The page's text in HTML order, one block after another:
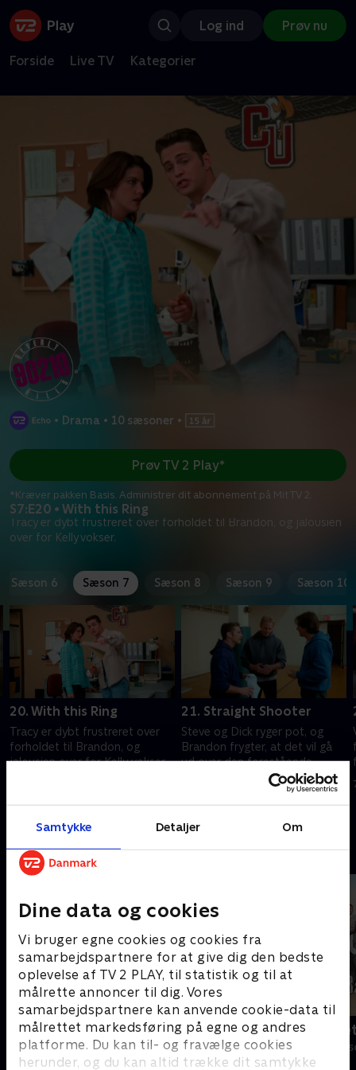
Samtykke Detaljer Om
Dine data og cookies
Vi bruger egne cookies og cookies fra
samarbejdspartnere for at give dig den bedste
oplevelse af TV 2 PLAY, til statistik og til at
målrette annoncer til dig. Vores
samarbejdspartnere kan anvende cookie-data til
målrettet markedsføring på egne og andres
platforme. Du kan til- og fravælge cookies
herunder, og du kan altid trække dit samtykke
Log ind Prøv nu
Forside Live TV Kategorier
• Drama • 10 sæsoner •
S7:E20 • With this Ring
Tracy er dybt frustreret over forholdet til Brandon, og jalousien
over for Kelly vokser.
Prøv TV 2 Play*
*Kræver pakken Basis. Administrer dit abonnement på Mit TV 2.
Sæson 6 Sæson 7 Sæson 8 Sæson 9 Sæson 10
20. With this Ring
Tracy er dybt frustreret over
forholdet til Brandon, og
jalousien over for Kelly vokser.
21. Straight Shooter
Steve og Dick ryger pot, og
Brandon frygter, at det vil gå
ud over den forestående
Andre så også
Klovn
Komedie • 11 sæsoner Drama • 10